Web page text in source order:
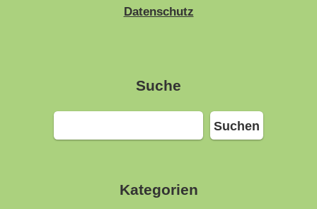
Datenschutz
Suche
Suchen
Kategorien